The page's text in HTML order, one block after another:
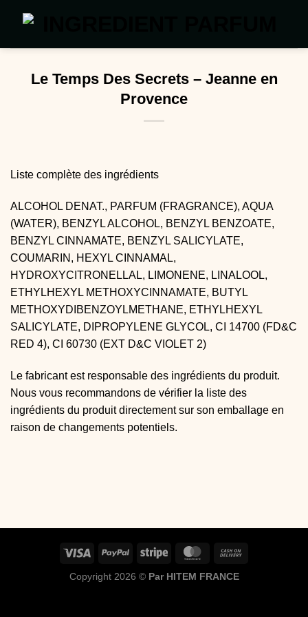
Le Temps Des Secrets – Jeanne en
Provence
Liste complète des ingrédients
ALCOHOL DENAT., PARFUM (FRAGRANCE), AQUA
(WATER), BENZYL ALCOHOL, BENZYL BENZOATE,
BENZYL CINNAMATE, BENZYL SALICYLATE,
COUMARIN, HEXYL CINNAMAL,
HYDROXYCITRONELLAL, LIMONENE, LINALOOL,
ETHYLHEXYL METHOXYCINNAMATE, BUTYL
METHOXYDIBENZOYLMETHANE, ETHYLHEXYL
SALICYLATE, DIPROPYLENE GLYCOL, CI 14700 (FD&C
RED 4), CI 60730 (EXT D&C VIOLET 2)
Le fabricant est responsable des ingrédients du produit.
Nous vous recommandons de vérifier la liste des
ingrédients du produit directement sur son emballage en
raison de changements potentiels.
Copyright 2026 © Par HITEM FRANCE